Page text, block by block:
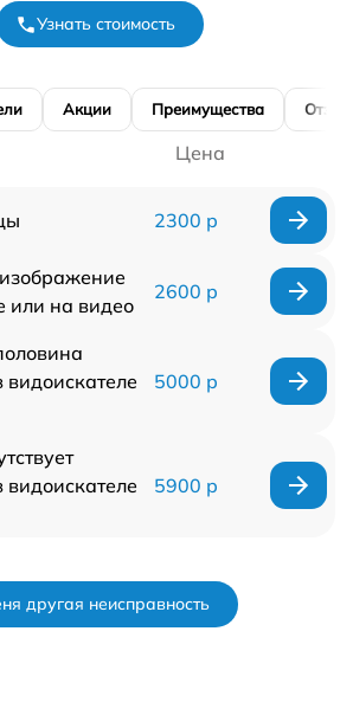
Узнать стоимость
Акции Преимущества
Цена
2300 р
или на видео
2600 р
5000 р
5900 р
другая неисправность